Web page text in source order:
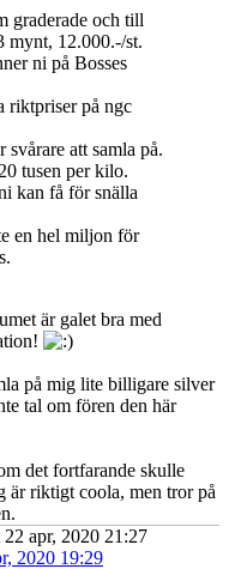
graderade och till
mynt, 12.000.-/st.
ni på Bosses
riktpriser på ngc
att samla på.
tusen per kilo.
kan få för snälla
en hel miljon för
är galet bra med
på mig lite billigare silver
tal om fören den här
det fortfarande skulle
är riktigt coola, men tror på
apr, 2020 21:27
2020 19:29